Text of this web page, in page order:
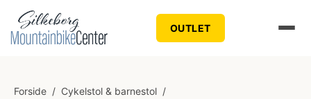
OUTLET
Forside / Cykelstol & barnestol /